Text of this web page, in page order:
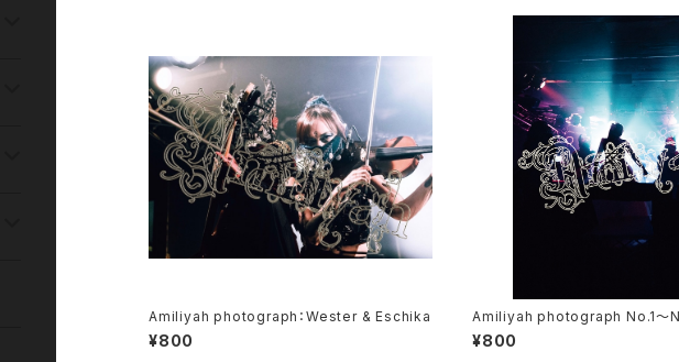
Amiliyah photograph：Wester & Eschika
¥800
Amiliyah photograph No.1～
¥800